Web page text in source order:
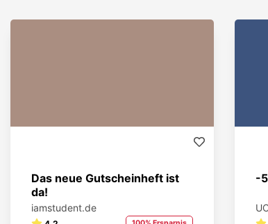
Das neue Gutscheinheft ist
da!
iamstudent.de
-